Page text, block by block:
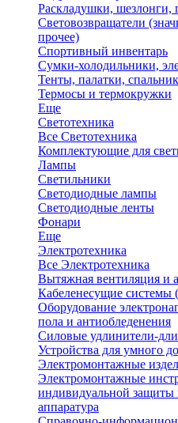
Раскладушки, шезлонги,
Световозвращатели
прочее)
Спортивный инвентарь
Сумки-холодильники,
Тенты, палатки,
Термосы и термокружки
Еще
Светотехника
Все Светотехника
Комплектующие для
Лампы
Светильники
Светодиодные лампы
Светодиодные ленты
Фонари
Еще
Электротехника
Все Электротехника
Вытяжная вентиляция и
Кабеленесущие
Оборудование
пола и антиобледенения
Силовые удлинители-
Устройства для умного
Электромонтажные
Электромонтажные
индивидуальной защиты
аппаратура